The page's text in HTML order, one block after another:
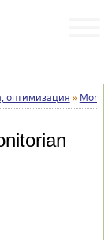
оптимизация »